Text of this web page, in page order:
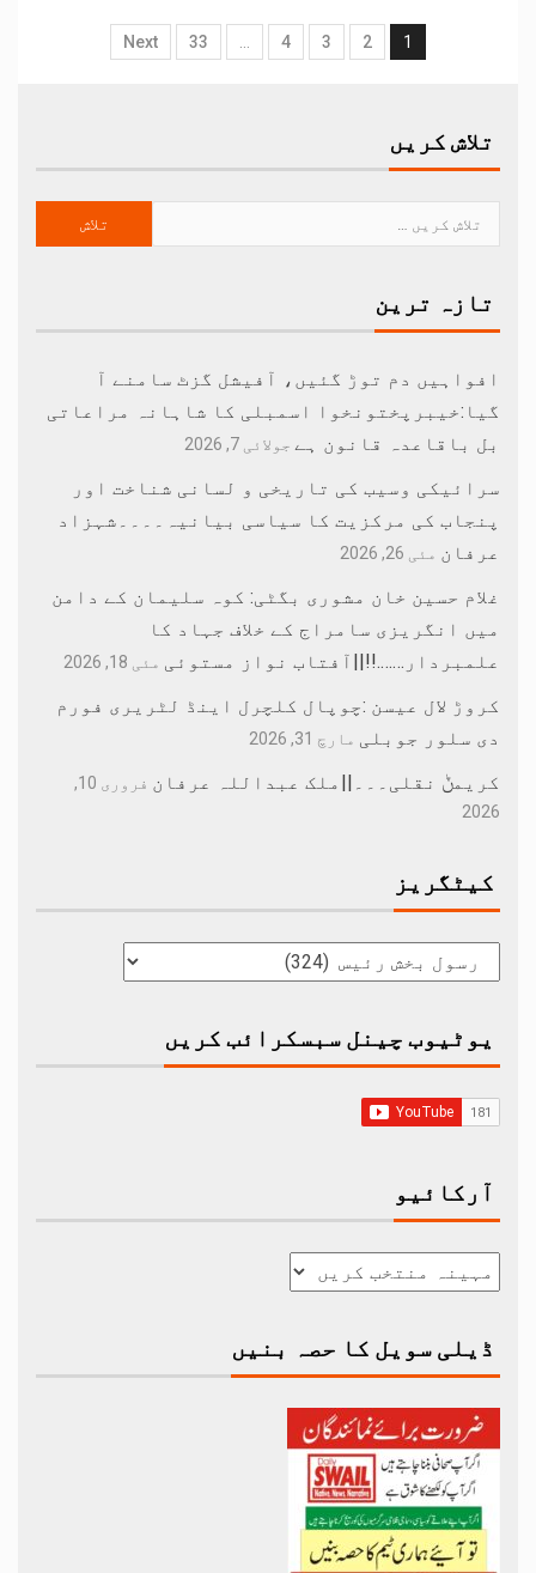
1
2
3
4
…
33
Next
تلاش کریں
تازہ ترین
افواہیں دم توڑ گئیں، آفیشل گزٹ سامنے آ
گیا:خیبرپختونخوا اسمبلی کا شاہانہ مراعاتی
بل باقاعدہ قانون ہے جولائی 7, 2026
سرائیکی وسیب کی تاریخی و لسانی شناخت اور
پنجاب کی مرکزیت کا سیاسی بیانیہ۔۔۔۔شہزاد
عرفان مئی 26, 2026
غلام حسین خان مشوری بگٹی: کوہ سلیمان کے دامن
میں انگریزی سامراج کے خلاف جہاد کا
علمبردار…….!!||آفتاب نواز مستوئی مئی 18, 2026
کروڑ لال عیسن :چوپال کلچرل اینڈ لٹریری فورم
دی سلور جوبلی مارچ 31, 2026
کریمݨ نقلی۔۔۔||ملک عبداللہ عرفان
فروری 10,
2026
کیٹگریز
یوٹیوب چینل سبسکرائب کریں
آرکائیو
ڈیلی سویل کا حصہ بنیں